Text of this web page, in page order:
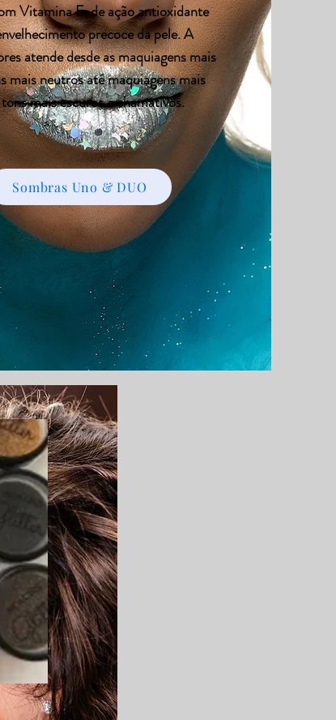
Vitamina E, de ação antioxidante
precoce da pele. A
atende desde as maquiagens mais
mais neutros até maquiagens mais
mais escuros e chamativos.
Sombras Uno & DUO